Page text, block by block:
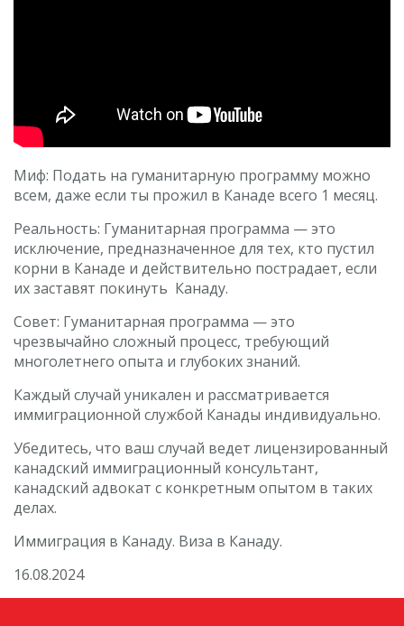
Миф: Подать на гуманитарную программу можно
всем, даже если ты прожил в Канаде всего 1 месяц.
Реальность: Гуманитарная программа — это
исключение, предназначенное для тех, кто пустил
корни в Канаде и действительно пострадает, если
их заставят покинуть Канаду.
Совет: Гуманитарная программа — это
чрезвычайно сложный процесс, требующий
многолетнего опыта и глубоких знаний.
Каждый случай уникален и рассматривается
иммиграционной службой Канады индивидуально.
Убедитесь, что ваш случай ведет лицензированный
канадский иммиграционный консультант,
канадский адвокат с конкретным опытом в таких
делах.
Иммиграция в Канаду. Виза в Канаду.
16.08.2024